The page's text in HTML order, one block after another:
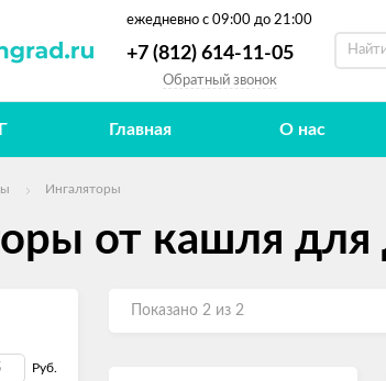
ежедневно с 09:00 до 21:00
+7 (812) 614-11-05
Обратный звонок
Главная О нас
Ингаляторы
от кашля для
Руб.
Показано 2 из 2